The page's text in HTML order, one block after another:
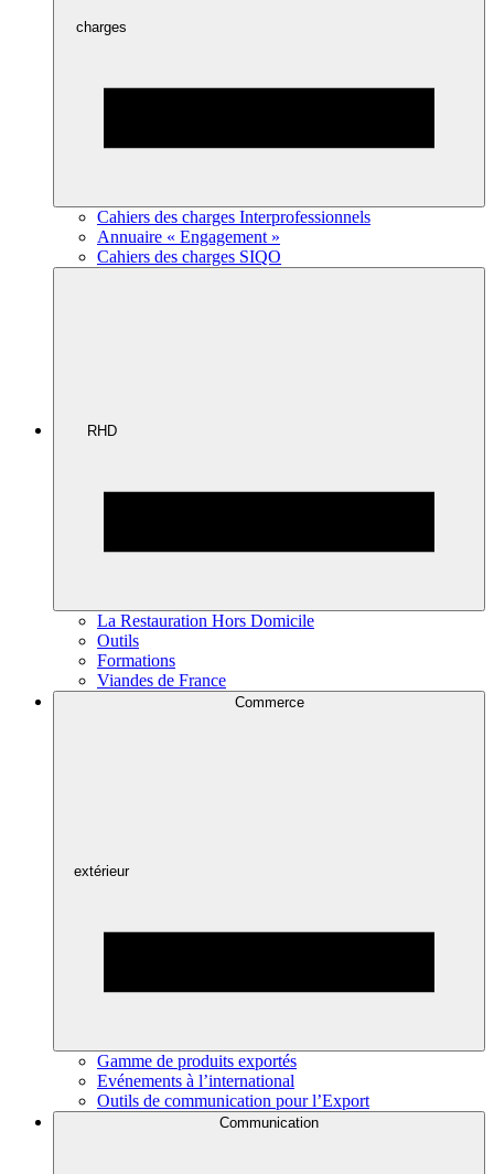
charges
Cahiers des charges Interprofessionnels
Annuaire « Engagement »
Cahiers des charges SIQO
RHD
La Restauration Hors Domicile
Outils
Formations
Viandes de France
Commerce
extérieur
Gamme de produits exportés
Evénements à l’international
Outils de communication pour l’Export
Communication